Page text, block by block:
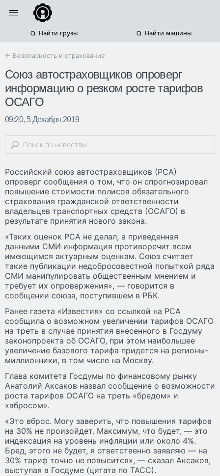
Найти грузы Найти машины
← Безопасность и страхование
Союз автостраховщиков опроверг
информацию о резком росте тарифов
ОСАГО
09:20, 5 Декабря 2019
Российский союз автостраховщиков (РСА)
опроверг сообщения о том, что он спрогнозировал
повышение стоимости полисов обязательного
страхования гражданской ответственности
владельцев транспортных средств (ОСАГО) в
результате принятия нового закона.
«Таких оценок РСА не делал, а приведенная
данными СМИ информация противоречит всем
имеющимся актуарным оценкам. Союз считает
такие публикации недобросовестной попыткой ряда
СМИ манипулировать общественным мнением и
требует их опровержения», — говорится в
сообщении союза, поступившем в РБК.
Ранее газета «Известия» со ссылкой на РСА
сообщила о возможном увеличении тарифов ОСАГО
на треть в случае принятия внесенного в Госдуму
законопроекта об ОСАГО, при этом наибольшее
увеличение базового тарифа придется на регионы-
миллионники, в том числе на Москву.
Глава комитета Госдумы по финансовому рынку
Анатолий Аксаков назвал сообщение о возможности
роста тарифов ОСАГО на треть «бредом» и
«вбросом».
«Это вброс. Могу заверить, что повышения тарифов
на 30% не произойдет. Максимум, что будет, — это
индексация на уровень инфляции или около 4%.
Бред, этого не будет, я ответственно заявляю — на
30% тариф точно не повысится», — сказал Аксаков,
выступая в Госдуме (цитата по ТАСС).